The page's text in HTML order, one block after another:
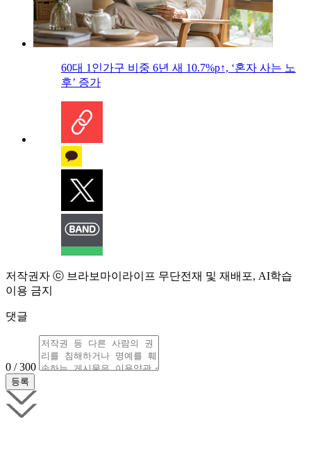
60대 1인가구 비중 6년 새 10.7%p↑, ‘혼자 사는 노
후’ 증가
저작권자 ⓒ 브라보마이라이프 무단전재 및 재배포, AI학습
이용 금지
댓글
0 / 300